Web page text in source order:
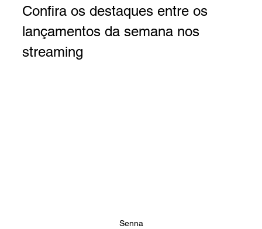
Confira os destaques entre os
lançamentos da semana nos
streaming
Senna